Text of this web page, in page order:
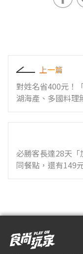
上一篇
對姓名省400元！
湖海產、多國料理
必勝客長達28天
同餐點，還有149